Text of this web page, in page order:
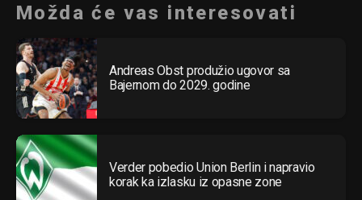
Možda će vas interesovati
Andreas Obst produžio ugovor sa
Bajernom do 2029. godine
Verder pobedio Union Berlin i napravio
korak ka izlasku iz opasne zone